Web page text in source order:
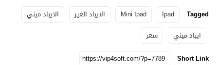
Tagged
Ipad
Mini Ipad الايباد الغير
الايباد ميني
ايباد ميني
سعر
Short Link